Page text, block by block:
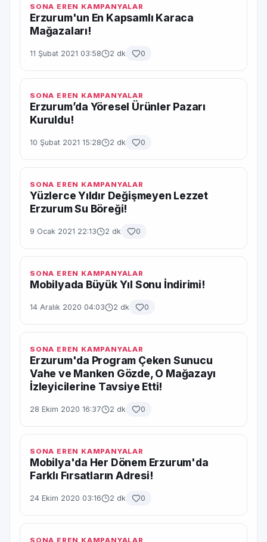
SONA EREN KAMPANYALAR
Erzurum'un En Kapsamlı Karaca
Mağazaları!
11 Şubat 2021 03:58 2 dk 0
SONA EREN KAMPANYALAR
Erzurum’da Yöresel Ürünler Pazarı
Kuruldu!
10 Şubat 2021 15:28 2 dk 0
SONA EREN KAMPANYALAR
Yüzlerce Yıldır Değişmeyen Lezzet
Erzurum Su Böreği!
9 Ocak 2021 22:13 2 dk 0
SONA EREN KAMPANYALAR
Mobilyada Büyük Yıl Sonu İndirimi!
14 Aralık 2020 04:03 2 dk 0
SONA EREN KAMPANYALAR
Erzurum'da Program Çeken Sunucu
Vahe ve Manken Gözde, O Mağazayı
İzleyicilerine Tavsiye Etti!
28 Ekim 2020 16:37 2 dk 0
SONA EREN KAMPANYALAR
Mobilya'da Her Dönem Erzurum'da
Farklı Fırsatların Adresi!
24 Ekim 2020 03:16 2 dk 0
SONA EREN KAMPANYALAR